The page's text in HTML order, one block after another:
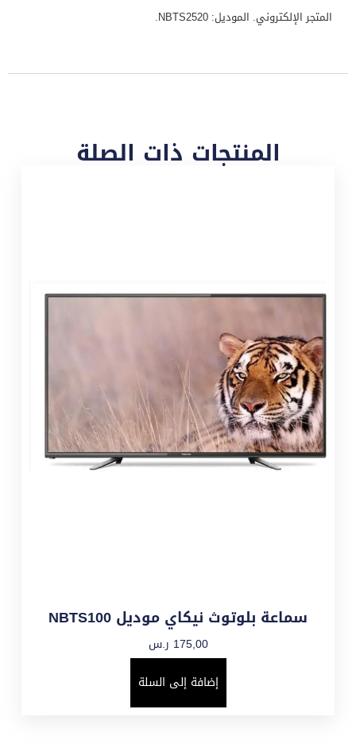
المتجر الإلكتروني. الموديل: NBTS2520.
المنتجات ذات الصلة
سماعة بلوتوث نيكاي موديل NBTS100
175,00 ر.س
إضافة إلى السلة